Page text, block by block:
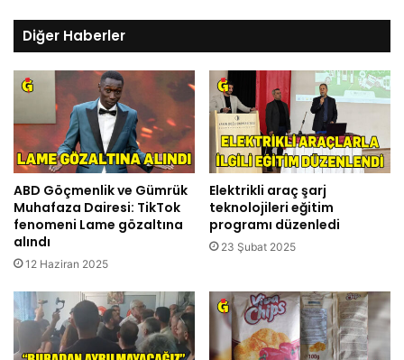
Diğer Haberler
ABD Göçmenlik ve Gümrük
Muhafaza Dairesi: TikTok
fenomeni Lame gözaltına
alındı
12 Haziran 2025
Elektrikli araç şarj
teknolojileri eğitim
programı düzenledi
23 Şubat 2025